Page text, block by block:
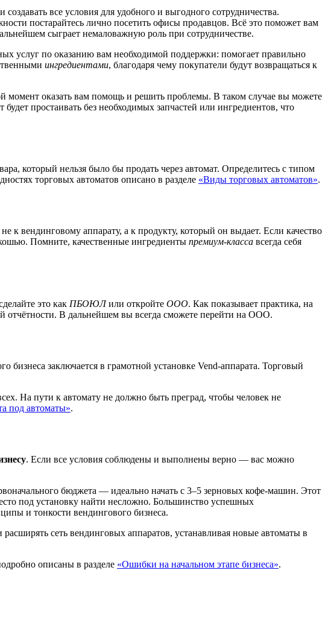
все условия для удобного и выгодного сотрудничества.
постарайтесь лично посетить офисы продавцов. Всё это поможет вам
сыграет немаловажную роль при сотрудничестве.
услуг по оказанию вам необходимой поддержки: помогает правильно
ингредиентами, благодаря чему покупатели будут возвращаться к
момент оказать вам помощь и решить проблемы. В таком случае вы можете
простаивать без необходимых запчастей или ингредиентов, что
который нельзя было бы продать через автомат. Определитесь с типом
торговых автоматов описано в разделе «Виды торговых автоматов».
вендинговому аппарату, а к продукту, который он выдает. Если качество
Помните, качественные ингредиенты премиум-класса всегда себя
это как ПБОЮЛили откройте ООО. Как показывает практика, на
В дальнейшем вы всегда сможете перейти на ООО.
бизнеса заключается в грамотной установке Vend-аппарата. Торговый
На пути к автомату не должно быть преград, чтобы человек не
под автоматы».
. Если все условия соблюдены и выполнены верно — вас можно
бюджета — идеально начать с 3–5 зерновых кофе-машин. Этот
под установку найти несложно. Большинство успешных
и тонкости вендингового бизнеса.
сеть вендинговых аппаратов, устанавливая новые автоматы в
описаны в разделе «Ошибки на начальном этапе бизнеса».